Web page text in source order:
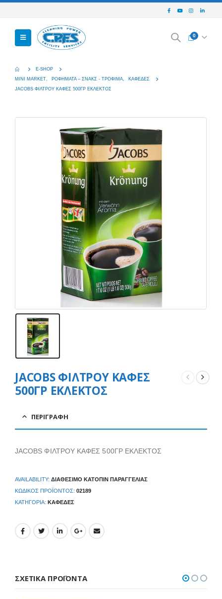
0
E-SHOP
MINI MARKET
ΡΟΦΉΜΑΤΑ – ΣΝΑΚΣ - ΤΡΌΦΙΜΑ
ΚΑΦΈΔΕΣ
JACOBS ΦΙΛΤΡΟΥ ΚΑΦΕΣ 500ΓΡ ΕΚΛΕΚΤΟΣ
JACOBS ΦΙΛΤΡΟΥ ΚΑΦΕΣ
500ΓΡ ΕΚΛΕΚΤΟΣ
ΠΕΡΙΓΡΑΦΉ
JACOBS ΦΙΛΤΡΟΥ ΚΑΦΕΣ 500ΓΡ ΕΚΛΕΚΤΟΣ
AVAILABILITY: ΔΙΑΘΈΣΙΜΟ ΚΑΤΌΠΙΝ ΠΑΡΑΓΓΕΛΊΑΣ
ΚΩΔΙΚΌΣ ΠΡΟΪΌΝΤΟΣ: 02189
ΚΑΤΗΓΟΡΊΑ: ΚΑΦΈΔΕΣ
ΣΧΕΤΙΚΆ ΠΡΟΪΌΝΤΑ